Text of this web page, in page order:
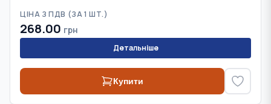
ЦІНА З ПДВ (ЗА 1 ШТ.)
268.00 грн
Детальніше
Купити